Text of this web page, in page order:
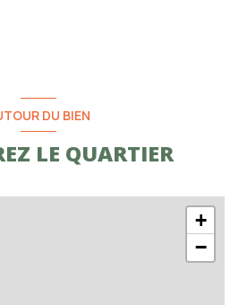
DU BIEN
LE QUARTIER
+
−